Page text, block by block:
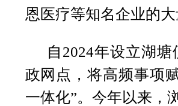
恩医疗等知名企业的
自2024年设立湖
政网点，将高频事项
一体化”。今年以来，